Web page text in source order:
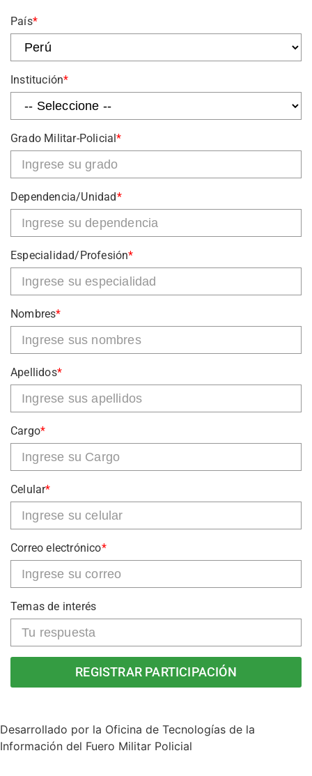
País*
Institución*
Grado Militar-Policial*
Dependencia/Unidad*
Especialidad/Profesión*
Nombres*
Apellidos*
Cargo*
Celular*
Correo electrónico*
Temas de interés
REGISTRAR PARTICIPACIÓN
Desarrollado por la Oficina de Tecnologías de la
Información del Fuero Militar Policial